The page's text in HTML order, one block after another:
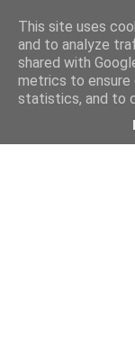
This site uses
and to analyze
shared with
metrics to ensure
statistics, and to